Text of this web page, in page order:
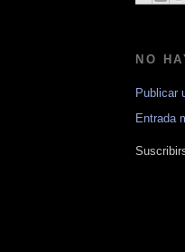
NO
Publicar
Entrada